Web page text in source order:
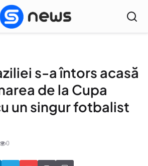
s-a întors acasă
de la Cupa
un singur fotbalist
0